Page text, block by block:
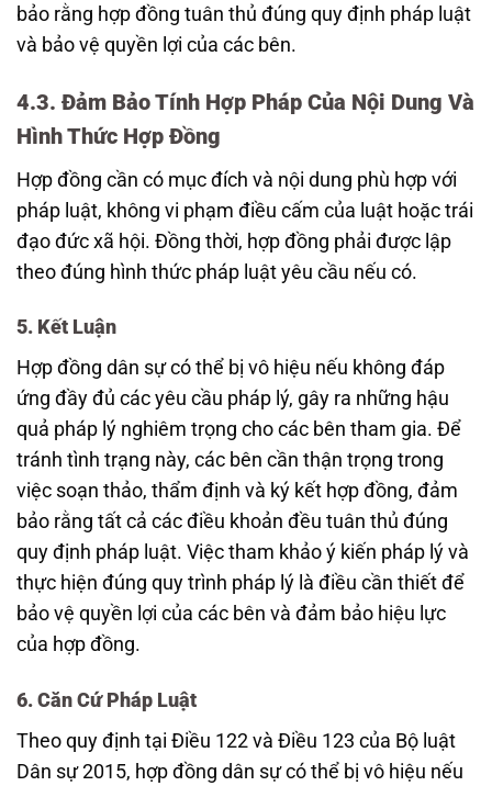
bảo rằng hợp đồng tuân thủ đúng quy định pháp luật
và bảo vệ quyền lợi của các bên.
4.3. Đảm Bảo Tính Hợp Pháp Của Nội Dung Và
Hình Thức Hợp Đồng
Hợp đồng cần có mục đích và nội dung phù hợp với
pháp luật, không vi phạm điều cấm của luật hoặc trái
đạo đức xã hội. Đồng thời, hợp đồng phải được lập
theo đúng hình thức pháp luật yêu cầu nếu có.
5. Kết Luận
Hợp đồng dân sự có thể bị vô hiệu nếu không đáp
ứng đầy đủ các yêu cầu pháp lý, gây ra những hậu
quả pháp lý nghiêm trọng cho các bên tham gia. Để
tránh tình trạng này, các bên cần thận trọng trong
việc soạn thảo, thẩm định và ký kết hợp đồng, đảm
bảo rằng tất cả các điều khoản đều tuân thủ đúng
quy định pháp luật. Việc tham khảo ý kiến pháp lý và
thực hiện đúng quy trình pháp lý là điều cần thiết để
bảo vệ quyền lợi của các bên và đảm bảo hiệu lực
của hợp đồng.
6. Căn Cứ Pháp Luật
Theo quy định tại Điều 122 và Điều 123 của Bộ luật
Dân sự 2015, hợp đồng dân sự có thể bị vô hiệu nếu